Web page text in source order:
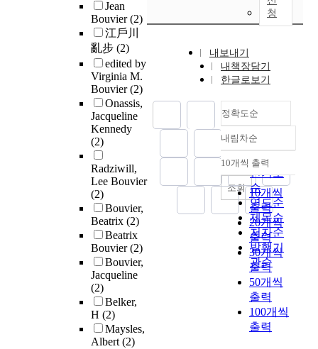
Jean
Bouvier(2)
江戶川
亂步 (2)
edited by
Virginia M.
Bouvier(2)
Onassis,
Jacqueline
Kennedy
(2)
Radziwill,
Lee Bouvier
(2)
Bouvier,
Beatrix (2)
Beatrix
Bouvier(2)
Bouvier,
Jacqueline
(2)
Belker,
H (2)
Maysles,
Albert(2)
청
내보내기
내책장담기
한글로보기
정확도순
정확도
순
인기도
순
연도순
제목순
저자순
발행기
관순
내림차순
내림차순
10개씩 출력
10개씩
출력
20개씩
출력
30개씩
출력
50개씩
출력
100개씩
출력
조회